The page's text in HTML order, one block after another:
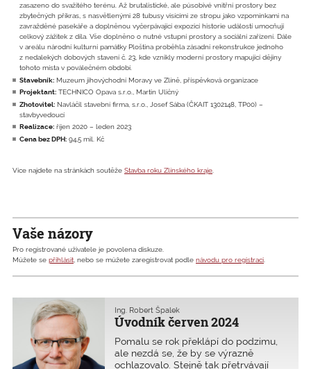
zasazeno do svažitého terénu. Až brutalistické, ale působivé vnitřní prostory bez
zbytečných příkras, s nasvětlenými 28 tubusy visícími ze stropu jako vzpomínkami na
zavražděné pasekáře a doplněnou vyčerpávající expozicí historie událostí umocňují
celkový zážitek z díla. Vše doplněno o nutné vstupní prostory a sociální zařízení. Dále
v areálu národní kulturní památky Ploština proběhla zásadní rekonstrukce jednoho
z nedalekých dobových stavení č. 23, kde vznikly moderní prostory mapující dějiny
tohoto místa v poválečném období.
Stavebník: Muzeum jihovýchodní Moravy ve Zlíně, příspěvková organizace
Projektant: TECHNICO Opava s.r.o., Martin Uličný
Zhotovitel: Navláčil stavební firma, s.r.o., Josef Sába (ČKAIT 1302148, TP00) –
stavbyvedoucí
Realizace: říjen 2020 – leden 2023
Cena bez DPH: 94,5 mil. Kč
Více najdete na stránkách soutěže Stavba roku Zlínského kraje
Vaše názory
Pro registrované uživatele je povolena diskuze.
Můžete se přihlásit , nebo se můžete zaregistrovat podle návodu pro registraci
Úvodník červen 2024
Ing. Robert Špalek
Pomalu se rok překlápí do podzimu,
ale nezdá se, že by se výrazně
ochlazovalo. Stejně tak přetrvávají